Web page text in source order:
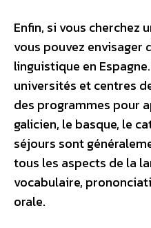
Enfin, si vous cherchez
vous pouvez envisager
linguistique en
universités et centres
des programmes pour
galicien, le basque, le
séjours sont
tous les aspects de la
vocabulaire,
orale.